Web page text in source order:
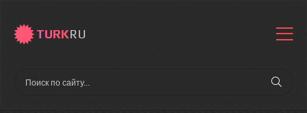
TURKRU